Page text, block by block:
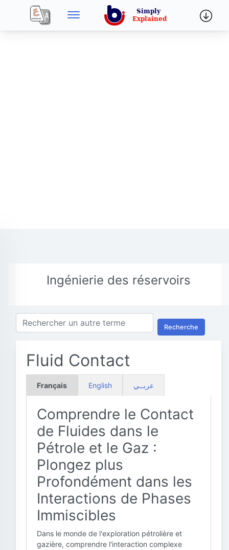
Ingénierie des réservoirs
Recherche
Fluid Contact
Français English عربــي
Comprendre le Contact
de Fluides dans le
Pétrole et le Gaz :
Plongez plus
Profondément dans les
Interactions de Phases
Immiscibles
Dans le monde de l'exploration pétrolière et
gazière, comprendre l'interaction complexe